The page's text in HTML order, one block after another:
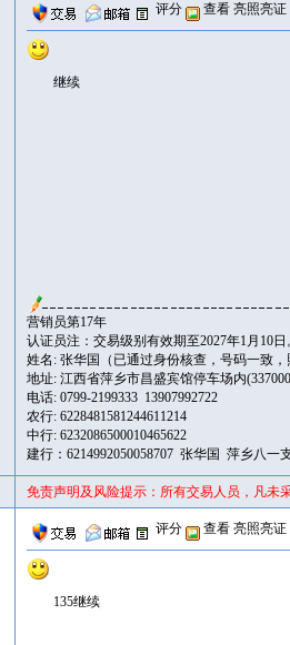
评分 查看 亮照亮证
继续
营销员第17年
认证员注：交易级别有效期至2027年1月10日
姓名: 张华国（已通过身份核查，号码一致
地址: 江西省萍乡市昌盛宾馆停车场内
电话: 0799-2199333 13907992722
农行: 6228481581244611214
中行: 6232086500010465622
建行：6214992050058707 张华国 萍乡八一
免责声明及风险提示：所有交易人员，凡未
评分 查看 亮照亮证
135继续